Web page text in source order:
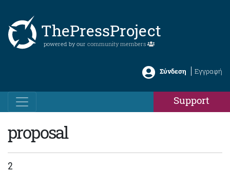
ThePressProject
powered by our community members
Σύνδεση Εγγραφή
Support
proposal
2